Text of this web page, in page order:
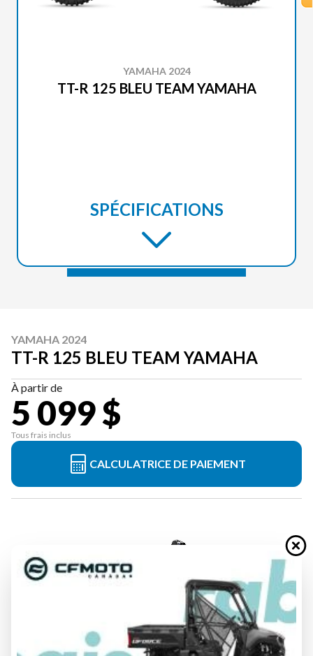
YAMAHA 2024
TT-R 125 BLEU TEAM YAMAHA
SPÉCIFICATIONS
YAMAHA 2024
TT-R 125 BLEU TEAM YAMAHA
À partir de
5 099 $
Tous frais inclus
CALCULATRICE DE PAIEMENT